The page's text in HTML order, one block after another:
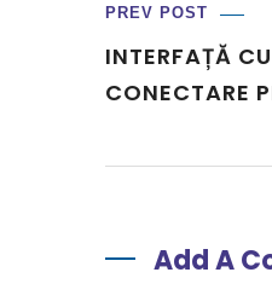
PREV POST
INTERFAȚĂ
CONECTARE
Add A